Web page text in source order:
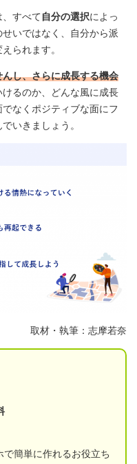
、すべて自分の選択によっ
いではなく、自分から派
られます。
し、さらに成長する機会
るのか、どんな風に成長
なくポジティブな面にフ
いきましょう。
取材・執筆：志摩若奈
簡単に作れるお役立ち